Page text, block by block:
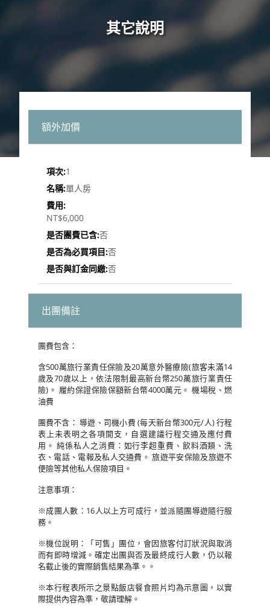
其它說明
額外加價
1
單人房
NT$6,000
否
否
否
出團備註
團費包含：
含500萬旅行業責任保險及20萬意外醫療險(旅客未滿14
歲及70歲以上，依法限制最高新台幣250萬旅行業責任
險)。 履約保證保險保額新台幣4000萬元。 機場稅、燃
油費
團費不含： 導遊、司機小費 (每天新台幣300元/人) 行程
表上未表明之各項開支，自選建議行程交通及應付費
用。 純係私人之消費：如行李超重費、飲料酒類、洗
衣、電話、電報及私人交通費。 旅遊平安保險及旅遊不
便險等其他私人保險項目。
注意事項：
※成團人數：16人以上方可成行，並派隨團導遊隨行服
務。
※機位說明：「可售」團位，會因旅客付訂狀況與取消
而有即時增減。確定出團與否及最終成行人數，仍以報
名截止後的實際銷售結果為準。。
※本行程表所示之景點飯店餐食照片均為示意圖，以實
際提供內容為準，敬請理解。